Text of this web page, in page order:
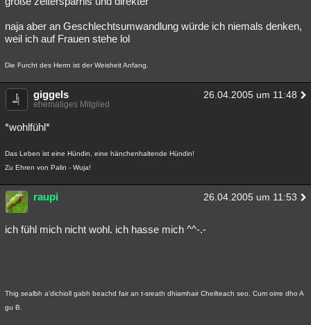
naja aber an Geschlechtsumwandlung würde ich niemals denken,
weil ich auf Frauen stehe lol
Die Furcht des Herrn ist der Weisheit Anfang.
giggels 26.04.2005 um 11:48
ehemaliges Mitglied
*wohlfühl*
Das Leben ist eine Hündin, eine hänchenhaltende Hündin!
Zu Ehren von Palin - Wuja!
raupi 26.04.2005 um 11:53
ich fühl mich nicht wohl. ich hasse mich ^^-.-
Thig sealbh a'dichioll gabh beachd fair an t-sreath dhiamhair Cheilteach seo. Cum oirre dho A
gu B.